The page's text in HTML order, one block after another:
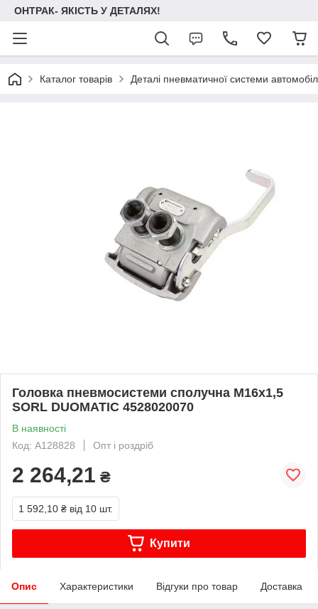
ОНТРАК- ЯКІСТЬ У ДЕТАЛЯХ!
Каталог товарів Деталі пневматичної системи
Головка пневмосистеми сполучна М16х1,5
SORL DUOMATIC 4528020070
В наявності
Код: A128828
Опт і роздріб
2 264,21 ₴
1 592,10 ₴ від 10 шт.
Купити
Опис Характеристики Відгуки про товар Доставка